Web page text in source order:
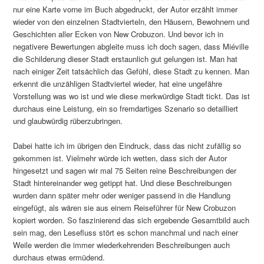
nur eine Karte vorne im Buch abgedruckt, der Autor erzählt immer
wieder von den einzelnen Stadtvierteln, den Häusern, Bewohnern und
Geschichten aller Ecken von New Crobuzon. Und bevor ich in
negativere Bewertungen abgleite muss ich doch sagen, dass Miéville
die Schilderung dieser Stadt erstaunlich gut gelungen ist. Man hat
nach einiger Zeit tatsächlich das Gefühl, diese Stadt zu kennen. Man
erkennt die unzähligen Stadtviertel wieder, hat eine ungefähre
Vorstellung was wo ist und wie diese merkwürdige Stadt tickt. Das ist
durchaus eine Leistung, ein so fremdartiges Szenario so detailliert
und glaubwürdig rüberzubringen.
Dabei hatte ich im übrigen den Eindruck, dass das nicht zufällig so
gekommen ist. Vielmehr würde ich wetten, dass sich der Autor
hingesetzt und sagen wir mal 75 Seiten reine Beschreibungen der
Stadt hintereinander weg getippt hat. Und diese Beschreibungen
wurden dann später mehr oder weniger passend in die Handlung
eingefügt, als wären sie aus einem Reiseführer für New Crobuzon
kopiert worden. So faszinierend das sich ergebende Gesamtbild auch
sein mag, den Lesefluss stört es schon manchmal und nach einer
Weile werden die immer wiederkehrenden Beschreibungen auch
durchaus etwas ermüdend.